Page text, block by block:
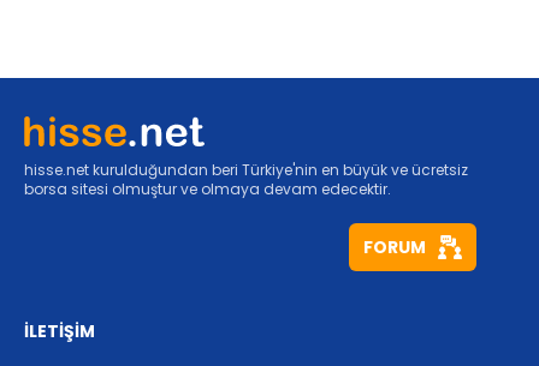
hisse.net kurulduğundan beri Türkiye'nin en büyük ve ücretsiz
borsa sitesi olmuştur ve olmaya devam edecektir.
FORUM
İLETİŞİM